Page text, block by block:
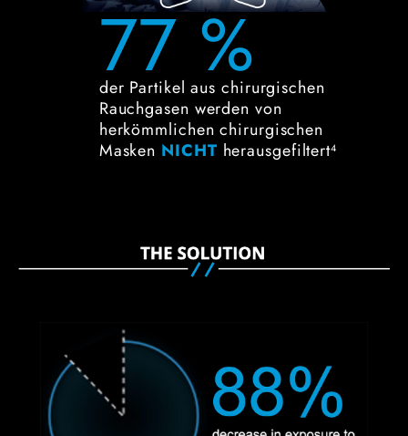
77 %
der Partikel aus chirurgischen
Rauchgasen werden von
herkömmlichen chirurgischen
Masken NICHT herausgefiltert4